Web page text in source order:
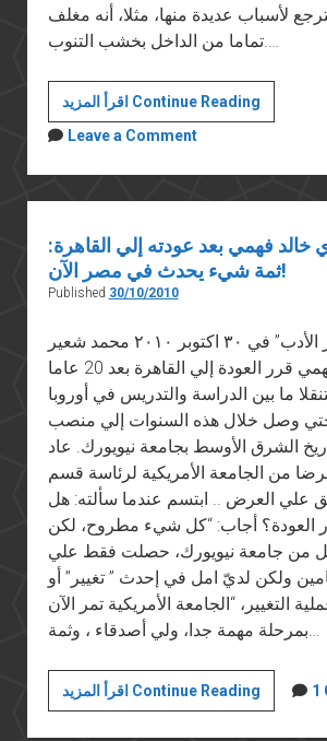
لأسباب عديدة منها، مثلا، أنه مغلف
تماما من الداخل بخشب التنوب.…
اقرأ المزيد Continue Readingمسرح
التشريح
جامعة
بولونيا
Leave a Comment
خالد فهمي بعد عودته إلي القاهرة:
ثمة شيء يحدث في مصر الآن!
Published 30/10/2010
نُشر في “أخبار الأدب” في ٣٠ اكتوبر ٢٠١٠ محمد شعير
المؤرخ خالد فهمي قرر العودة إلي القاهرة بعد 20 عاما
ما بين الدراسة والتدريس في أوروبا
حتي وصل خلال هذه السنوات إلي منصب
الشرق الأوسط بجامعة نيويورك. عاد
من الجامعة الأمريكية لرئاسة قسم
علي العرض .. ابتسم عندما سألته: هل
العودة؟ أجاب: “كل شيء مطروح، لكن
من جامعة نيويورك، حصلت فقط علي
ولكن لديّ امل في إحدث ” تغيير” أو
التغيير، “الجامعة الأمريكية تمر الآن
بمرحلة مهمة جدا، ولي أصدقاء ، وثمة…
اقرأ المزيد Continue Readingالمؤرّخ
المصري
1